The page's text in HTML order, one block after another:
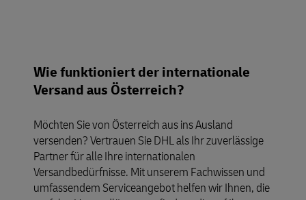
Wie funktioniert der internationale
Versand aus Österreich?
Möchten Sie von Österreich aus ins Ausland
versenden? Vertrauen Sie DHL als Ihr zuverlässige
Partner für alle Ihre internationalen
Versandbedürfnisse. Mit unserem Fachwissen und
umfassendem Serviceangebot helfen wir Ihnen, die